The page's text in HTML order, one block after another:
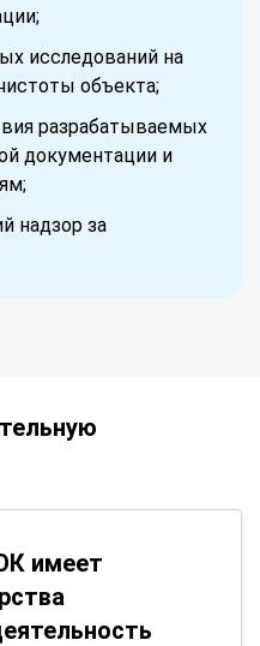
исследований на
объекта;
разрабатываемых
документации и
надзор за
имеет